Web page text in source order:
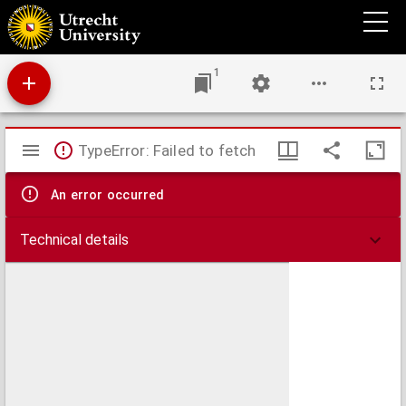
Ampliatie ende naerder verclaringe vanden placate vanden XXen Aprilis 1592
voorleden, jegens verscheyden abusen, inconvenienten ende quade feyten, daer by die
huyslieden ende anderen onder pretext van beterschap, uut moetwillicheyt ofte
andersins, haren gront-heeren ofte andere personen in ofte aen haren landen, huysen,
gewas, have, plantagien ende goederen beschadighen.
1
Mirador
viewer
TypeError: Failed to fetch
An error occurred
Technical details